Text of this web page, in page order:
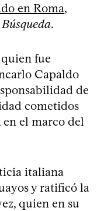
en Roma,
Búsqueda.
fue
Capaldo
de
cometidos
el marco del
italiana
y ratificó la
quien en su